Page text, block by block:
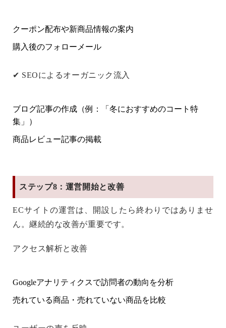
クーポン配布や新商品情報の案内
購入後のフォローメール
✔ SEOによるオーガニック流入
ブログ記事の作成（例：「冬におすすめのコート特
集」）
商品レビュー記事の掲載
ステップ8：運営開始と改善
ECサイトの運営は、開設したら終わりではありませ
ん。継続的な改善が重要です。
アクセス解析と改善
Googleアナリティクスで訪問者の動向を分析
売れている商品・売れていない商品を比較